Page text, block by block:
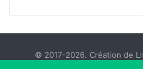
© 2017-2026. Création de